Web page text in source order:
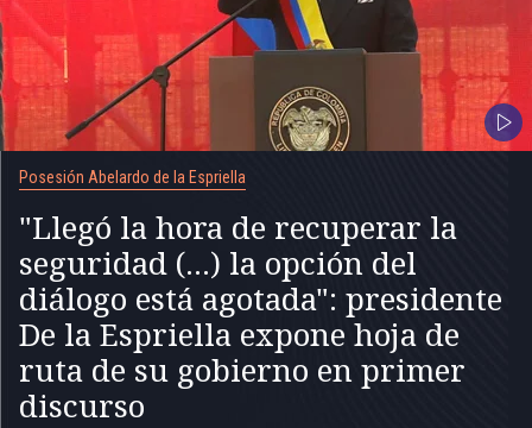
Posesión Abelardo de la Espriella
"Llegó la hora de recuperar la
seguridad (...) la opción del
diálogo está agotada": presidente
De la Espriella expone hoja de
ruta de su gobierno en primer
discurso